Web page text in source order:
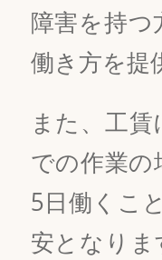
障害を持つ
働き方を提
また、工
での作業の
5日働くこ
安となり